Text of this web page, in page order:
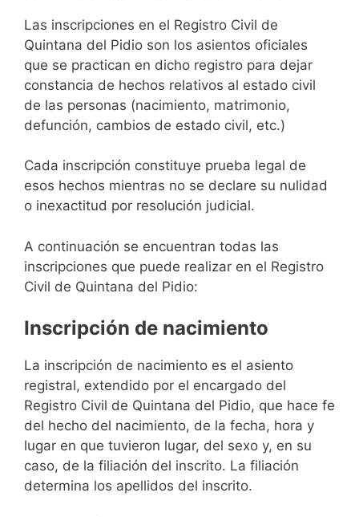
Las inscripciones en el Registro Civil de
Quintana del Pidio son los asientos oficiales
que se practican en dicho registro para dejar
constancia de hechos relativos al estado civil
de las personas (nacimiento, matrimonio,
defunción, cambios de estado civil, etc.)
Cada inscripción constituye prueba legal de
esos hechos mientras no se declare su nulidad
o inexactitud por resolución judicial.
A continuación se encuentran todas las
inscripciones que puede realizar en el Registro
Civil de Quintana del Pidio:
Inscripción de nacimiento
La inscripción de nacimiento es el asiento
registral, extendido por el encargado del
Registro Civil de Quintana del Pidio, que hace fe
del hecho del nacimiento, de la fecha, hora y
lugar en que tuvieron lugar, del sexo y, en su
caso, de la filiación del inscrito. La filiación
determina los apellidos del inscrito.